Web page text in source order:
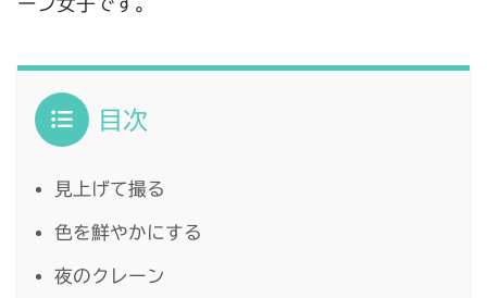
ーン女子です。
目次
見上げて撮る
色を鮮やかにする
夜のクレーン